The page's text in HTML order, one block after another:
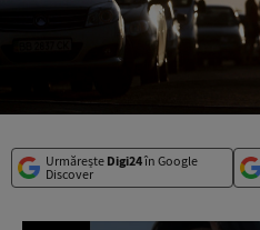
Urmărește Digi24în Google
Discover